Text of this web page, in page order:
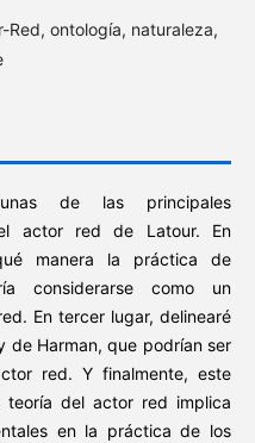
Red, ontología, naturaleza,
de las principales
actor red de Latour. En
manera la práctica de
considerarse como un
En tercer lugar, delinearé
de Harman, que podrían ser
red. Y finalmente, este
teoría del actor red implica
en la práctica de los